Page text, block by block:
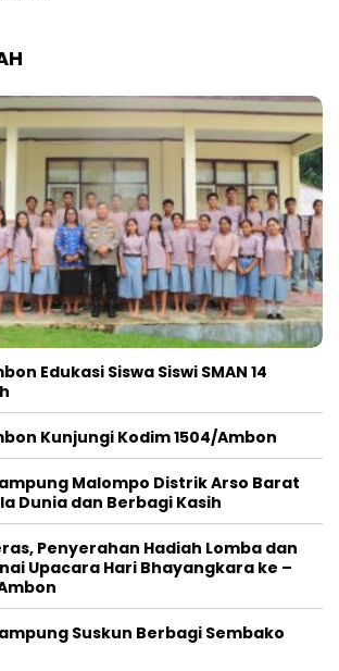
Edukasi Siswa Siswi SMAN 14
Kunjungi Kodim 1504/Ambon
Malompo Distrik Arso Barat
Dunia dan Berbagi Kasih
Penyerahan Hadiah Lomba dan
Upacara Hari Bhayangkara ke –
Suskun Berbagi Sembako